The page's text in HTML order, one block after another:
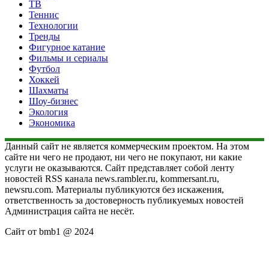
ТВ
Теннис
Технологии
Тренды
Фигурное катание
Фильмы и сериалы
Футбол
Хоккей
Шахматы
Шоу-бизнес
Экология
Экономика
Данный сайт не является коммерческим проектом. На этом
сайте ни чего не продают, ни чего не покупают, ни какие
услуги не оказываются. Сайт представляет собой ленту
новостей RSS канала news.rambler.ru, kommersant.ru,
newsru.com. Материалы публикуются без искажения,
ответственность за достоверность публикуемых новостей
Администрация сайта не несёт.
Сайт от bmb1 @ 2024